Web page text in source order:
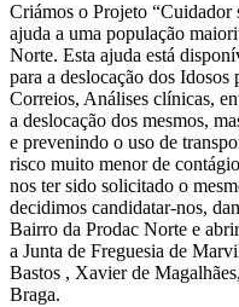
Criámos o Projeto “Cuidador
ajuda a uma população
Norte. Esta ajuda está
para a deslocação dos
Correios, Análises clínicas,
a deslocação dos mesmos,
e prevenindo o uso de
risco muito menor de
nos ter sido solicitado o
decidimos candidatar-nos,
Bairro da Prodac Norte e
a Junta de Freguesia de
Bastos , Xavier de
Braga.